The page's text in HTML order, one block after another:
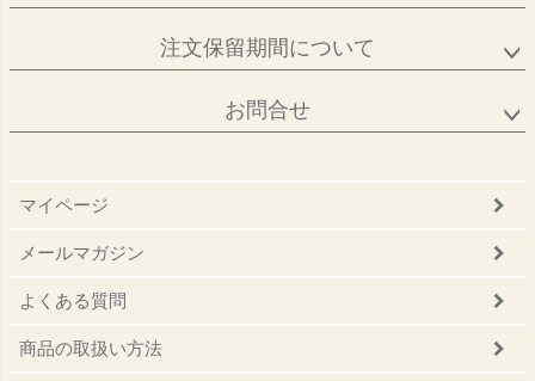
注文保留期間について
お問合せ
マイページ
メールマガジン
よくある質問
商品の取扱い方法